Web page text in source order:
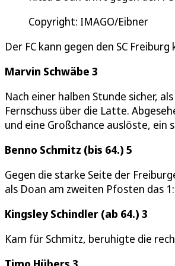
Copyright: IMAGO/Eibner
Der FC kann gegen den SC
Marvin Schwäbe 3
Nach einer halben Stunde sicher,
Fernschuss über die Latte.
und eine Großchance auslöste, ein
Benno Schmitz (bis 64.) 5
Gegen die starke Seite der
als Doan am zweiten Pfosten das
Kingsley Schindler (ab 64.) 3
Kam für Schmitz, beruhigte die